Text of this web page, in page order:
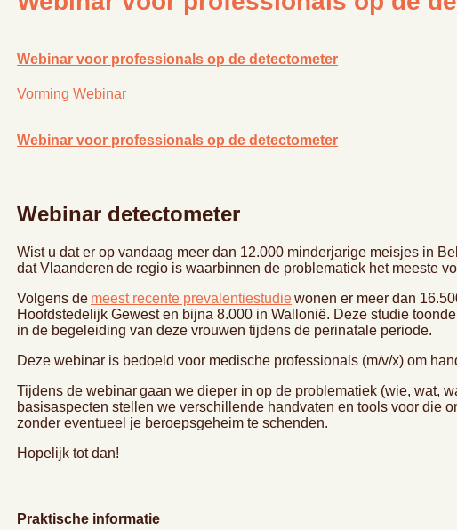
Webinar voor professionals op de detectometer
Vorming Webinar
Webinar voor professionals op de detectometer
Webinar detectometer
Wist u dat er op vandaag meer dan 12.000 minderjarige meisjes in
dat Vlaanderen de regio is waarbinnen de problematiek het meeste
Volgens de meest recente prevalentiestudiewonen er meer dan
Hoofdstedelijk Gewest en bijna 8.000 in Wallonië. Deze studie
in de begeleiding van deze vrouwen tijdens de perinatale periode.
Deze webinar is bedoeld voor medische professionals (m/v/x) om
Tijdens de webinar gaan we dieper in op de problematiek (wie, wat,
basisaspecten stellen we verschillende handvaten en tools voor die
zonder eventueel je beroepsgeheim te schenden.
Hopelijk tot dan!
Praktische informatie